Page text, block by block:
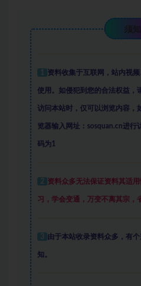
须知
1 资料收集于互联网 ， 站内视频
使用。如侵犯到您的合法权益，
访问本站时，仅可以浏览内容，
览器输入网址：sosquan.cn进行
码为1
2 资料众多无法保证资料其适
习，学会变通，万变不离其宗，
3 由于本站收录资料众多，有
知。